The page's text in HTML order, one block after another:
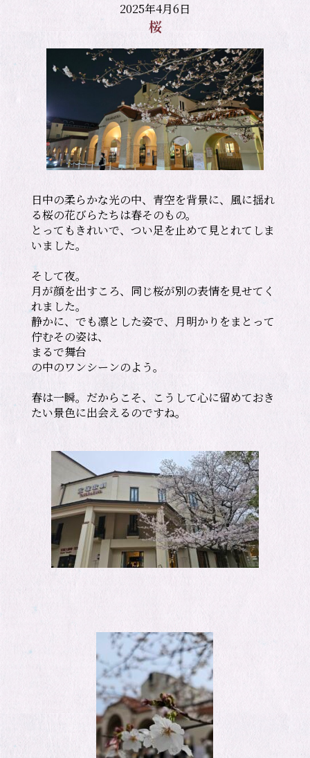
2025年4月6日
桜
日中の柔らかな光の中、青空を背景に、風に揺れ
る桜の花びらたちは春そのもの。
とってもきれいで、つい足を止めて見とれてしま
いました。
そして夜。
月が顔を出すころ、同じ桜が別の表情を見せてく
れました。
静かに、でも凛とした姿で、月明かりをまとって
佇むその姿は、
まるで舞台
の中のワンシーンのよう。
春は一瞬。だからこそ、こうして心に留めておき
たい景色に出会えるのですね。